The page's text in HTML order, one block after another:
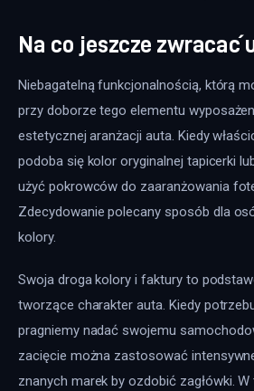
Na co jeszcze zwracać
Niebagatelną funkcjonalnością, którą
przy doborze tego elementu
estetycznej aranżacji auta. Kiedy
podoba się kolor oryginalnej tapicerki
użyć pokrowców do zaaranżowania
Zdecydowanie polecany sposób dla
kolory.
Swoja droga kolory i faktury to
tworzące charakter auta. Kiedy
pragniemy nadać swojemu
zacięcie można zastosować
znanych marek by ozdobić zagłówki.